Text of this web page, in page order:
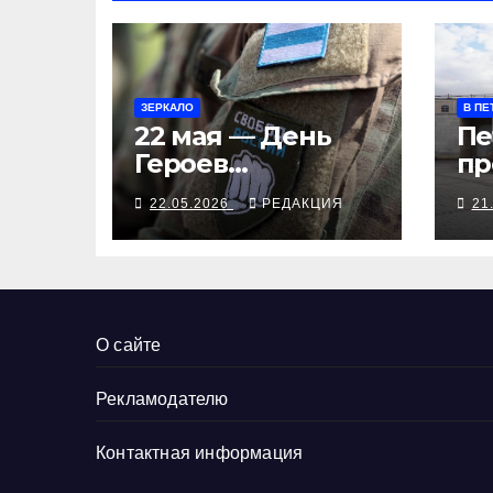
ЗЕРКАЛО
22 мая — День
Героев
Свободной
России
22.05.2026 РЕДАКЦИЯ
В
О сайте
Рекламодателю
Контактная информация